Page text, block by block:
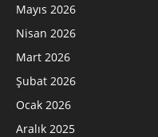
Mayıs 2026
Nisan 2026
Mart 2026
Şubat 2026
Ocak 2026
Aralık 2025